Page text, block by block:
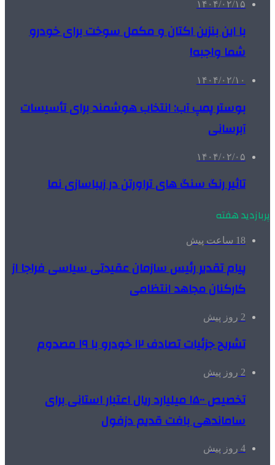
۱۴۰۴/۰۲/۱۵
با این بنزین اکتان و مکمل سوخت برای خودرو
شما واجبه!
۱۴۰۴/۰۲/۱۰
بوستر پمپ آب: انتخاب هوشمند برای تأسیسات
آبرسانی
۱۴۰۴/۰۲/۰۵
تاثیر رنگ سنگ های تراورتن در زیباسازی نما
پربازدید هفته
18 ساعت پیش
پیام تقدیر رئیس سازمان عقیدتی سیاسی فراجا از
کارکنان مجاهد انتظامی
2 روز پیش
تشریح جزئیات تصادف ۱۲ خودرو با ۱۹ مصدوم
2 روز پیش
تخصیص ۱۵۰۰ میلیارد ریال اعتبار استانی برای
ساماندهی بافت قدیم دزفول
4 روز پیش